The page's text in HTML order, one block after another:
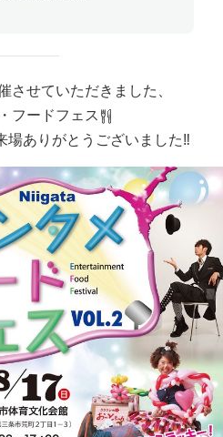
させていただきました、
フードフェス
場ありがとうございました‼️